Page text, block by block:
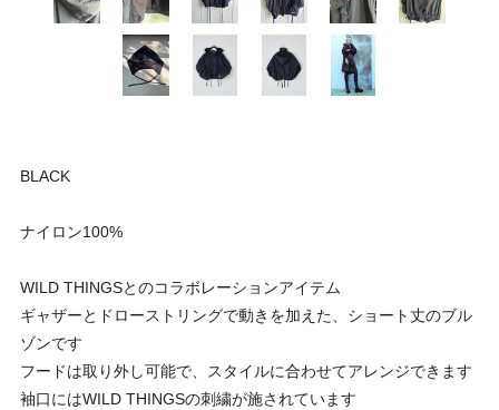
BLACK
ナイロン100%
WILD THINGSとのコラボレーションアイテム
ギャザーとドローストリングで動きを加えた、ショート丈のブル
ゾンです
フードは取り外し可能で、スタイルに合わせてアレンジできます
袖口にはWILD THINGSの刺繍が施されています